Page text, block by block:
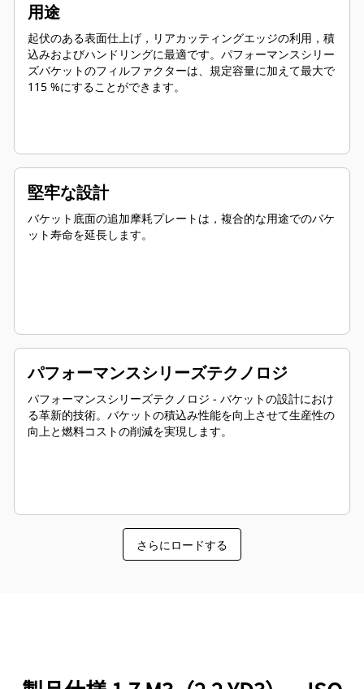
用途
起伏のある表面仕上げ，リアカッティングエッジの利用，積
込みおよびハンドリングに最適です。パフォーマンスシリー
ズバケットのフィルファクターは、規定容量に加えて最大で
115 %にすることができます。
堅牢な設計
バケット底面の追加摩耗プレートは，複合的な用途でのバケ
ット寿命を延長します。
パフォーマンスシリーズテクノロジ
パフォーマンスシリーズテクノロジ - バケットの設計におけ
る革新的技術。バケットの積込み性能を向上させて生産性の
向上と燃料コストの削減を実現します。
さらにロードする